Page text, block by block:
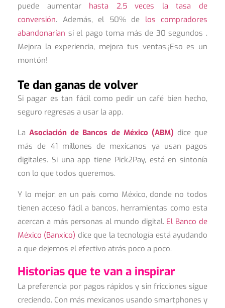
puede aumentar hasta 2,5 veces la tasa de
conversión. Además, el 50% de los compradores
abandonarían si el pago toma más de 30 segundos .
Mejora la experiencia, mejora tus ventas.¡Eso es un
montón!
Te dan ganas de volver
Si pagar es tan fácil como pedir un café bien hecho,
seguro regresas a usar la app.
La Asociación de Bancos de México (ABM) dice que
más de 41 millones de mexicanos ya usan pagos
digitales. Si una app tiene Pick2Pay, está en sintonía
con lo que todos queremos.
Y lo mejor, en un país como México, donde no todos
tienen acceso fácil a bancos, herramientas como esta
acercan a más personas al mundo digital. El Banco de
México (Banxico) dice que la tecnología está ayudando
a que dejemos el efectivo atrás poco a poco.
Historias que te van a inspirar
La preferencia por pagos rápidos y sin fricciones sigue
creciendo. Con más mexicanos usando smartphones y